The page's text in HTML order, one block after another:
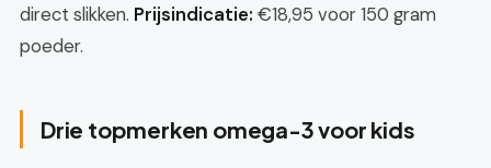
direct slikken. Prijsindicatie: €18,95 voor 150 gram
poeder.
Drie topmerken omega-3 voor kids